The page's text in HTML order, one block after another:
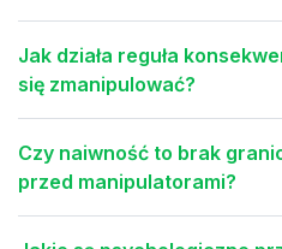
Jak działa reguła
się zmanipulować?
Czy naiwność to brak
przed manipulatorami?